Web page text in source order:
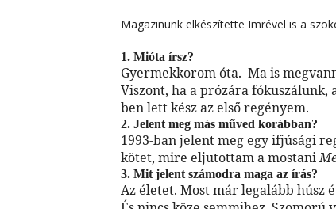
Magazinunk elkészítette Imrével is a
1. Mióta írsz?
Gyermekkorom óta. Ma is
Viszont, ha a prózára fókuszálunk,
ben lett kész az első regényem.
2. Jelent meg más műved korábban?
1993-ban jelent meg egy ifjúsági
kötet, mire eljutottam a mostani
3. Mit jelent számodra maga az írás?
Az életet. Most már legalább húsz